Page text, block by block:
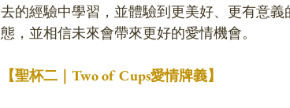
去的經驗中學習，並體驗到更美好、更有意
態，並相信未來會帶來更好的愛情機會。
【聖杯二｜Two of Cups愛情牌義】